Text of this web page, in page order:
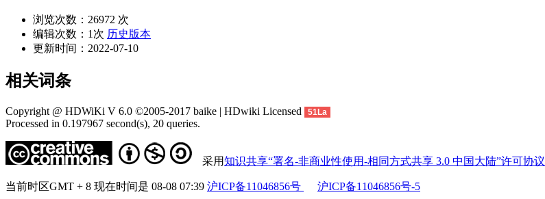
浏览次数： 26972 次
编辑次数： 1次 历史版本
更新时间： 2022-07-10
相关词条
Copyright @ HDWiKi V 6.0 ©2005-2017 baike | HDwiki Licensed 51La
Processed in 0.197967 second(s), 20 queries.
采用知识共享“署名-非商业性使用-相同方式共享 3.0 中国大陆”许可协议
当前时区GMT + 8 现在时间是 08-08 07:39 沪ICP备11046856号 沪ICP备11046856号-5